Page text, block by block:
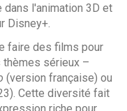
l'animation 3D et
Disney+.
faire des films pour
thèmes sérieux –
(version française) ou
Cette diversité fait